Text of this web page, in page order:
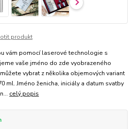
produkt
vám pomocí laserové technologie s
vaše jméno do zde vyobrazeného
vybrat z několika objemových variant
ml. Jméno ženicha, iniciály a datum svatby
celý popis